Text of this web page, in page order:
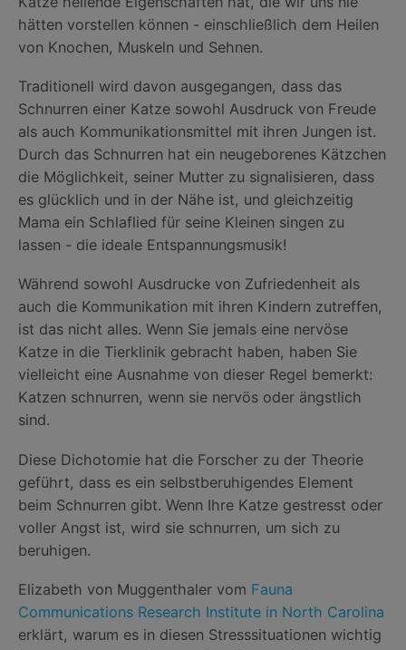
hätten vorstellen können - einschließlich dem Heilen
von Knochen, Muskeln und Sehnen.
Traditionell wird davon ausgegangen, dass das
Schnurren einer Katze sowohl Ausdruck von Freude
als auch Kommunikationsmittel mit ihren Jungen ist.
Durch das Schnurren hat ein neugeborenes Kätzchen
die Möglichkeit, seiner Mutter zu signalisieren, dass
es glücklich und in der Nähe ist, und gleichzeitig
Mama ein Schlaflied für seine Kleinen singen zu
lassen - die ideale Entspannungsmusik!
Während sowohl Ausdrucke von Zufriedenheit als
auch die Kommunikation mit ihren Kindern zutreffen,
ist das nicht alles. Wenn Sie jemals eine nervöse
Katze in die Tierklinik gebracht haben, haben Sie
vielleicht eine Ausnahme von dieser Regel bemerkt:
Katzen schnurren, wenn sie nervös oder ängstlich
sind.
Diese Dichotomie hat die Forscher zu der Theorie
geführt, dass es ein selbstberuhigendes Element
beim Schnurren gibt. Wenn Ihre Katze gestresst oder
voller Angst ist, wird sie schnurren, um sich zu
beruhigen.
Elizabeth von Muggenthaler vom Fauna
Communications Research Institute in North Carolina
erklärt, warum es in diesen Stresssituationen wichtig